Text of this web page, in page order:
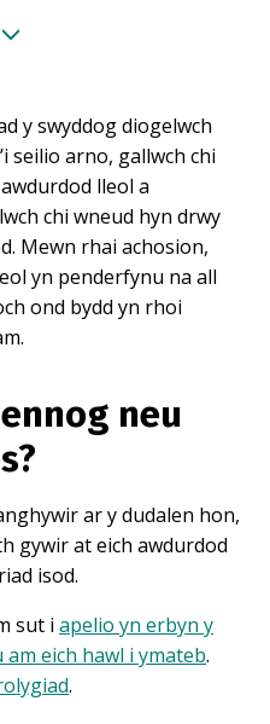
y swyddog diogelwch
seilio arno, gallwch chi
lleol a
chi wneud hyn drwy
Mewn rhai achosion,
yn penderfynu na all
ond bydd yn rhoi
neu
ar y dudalen hon,
gywir at eich awdurdod
isod.
sut i apelio yn erbyn y
eich hawl i ymateb.
.